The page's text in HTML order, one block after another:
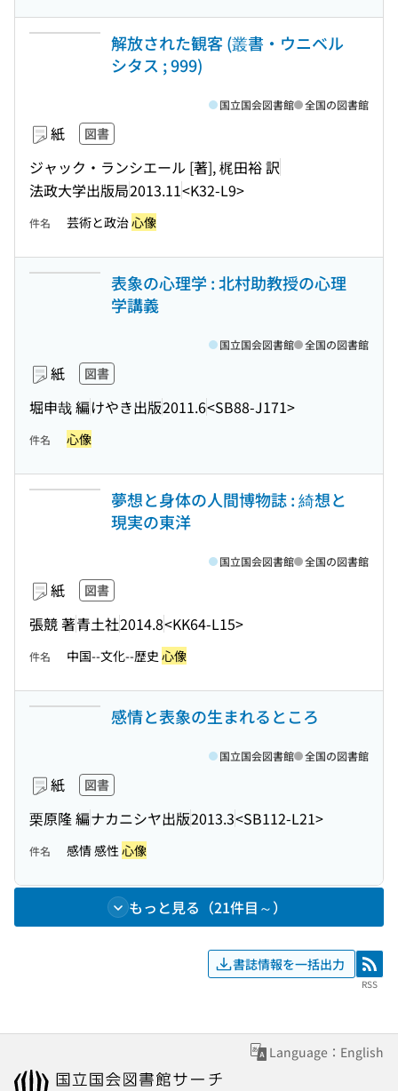
解放された観客 (叢書・ウニベル
シタス ; 999)
紙 図書
ジャック・ランシエール [著], 梶田裕 訳
法政大学出版局2013.11<K32-L9>
国立国会図書館 全国の図書館
件名 芸術と政治心像
表象の心理学 : 北村助教授の心理
学講義
紙 図書
堀申哉 編けやき出版2011.6<SB88-J171>
国立国会図書館 全国の図書館
件名 心像
夢想と身体の人間博物誌 : 綺想と
現実の東洋
紙 図書
張競 著青土社2014.8<KK64-L15>
国立国会図書館 全国の図書館
件名 中国--文化--歴史 心像
感情と表象の生まれるところ
紙 図書
栗原隆 編ナカニシヤ出版2013.3<SB112-L21>
国立国会図書館 全国の図書館
件名 感情 感性心像
もっと見る（21件目～）
書誌情報を一括出力 RSS
RSS
Language：English